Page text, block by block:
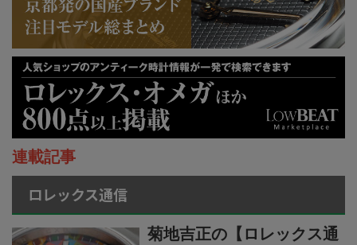
連載記事
ロレックス通信
菊地吉正の【ロレックス通